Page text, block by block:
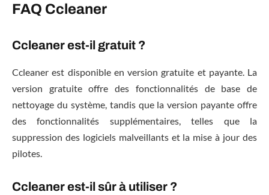
FAQ Ccleaner
Ccleaner est-il gratuit ?
Ccleaner est disponible en version gratuite et payante. La
version gratuite offre des fonctionnalités de base de
nettoyage du système, tandis que la version payante offre
des fonctionnalités supplémentaires, telles que la
suppression des logiciels malveillants et la mise à jour des
pilotes.
Ccleaner est-il sûr à utiliser ?